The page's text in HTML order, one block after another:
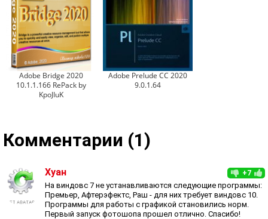
Adobe Bridge 2020
10.1.1.166 RePack by
KpoJIuK
Adobe Prelude CC 2020
9.0.1.64
Комментарии (1)
+7
Хуан
На виндовс 7 не устанавливаются следующие программы:
Премьер, Афтерэфектс, Раш - для них требует виндовс 10.
Программы для работы с графикой становились норм.
Первый запуск фотошопа прошел отлично. Спасибо!